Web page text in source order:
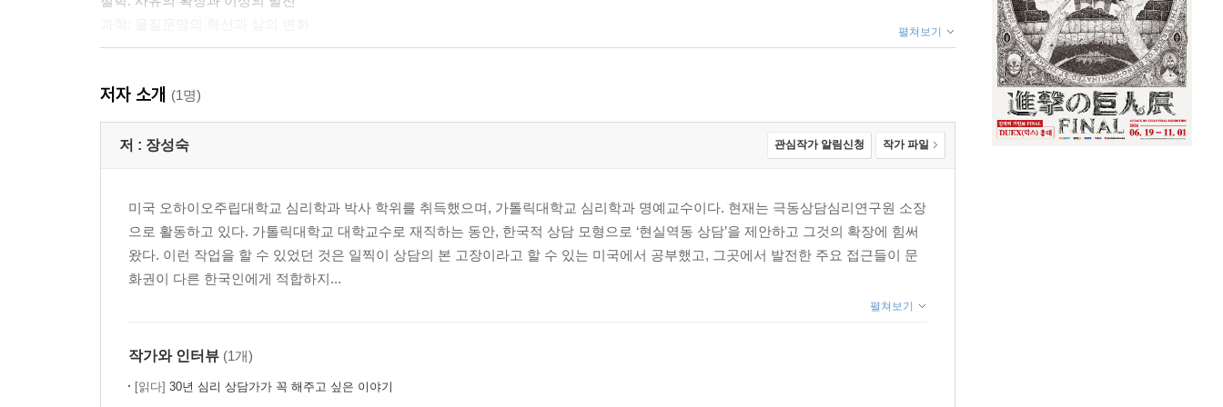
불교 가치에 대한 예견
대안으로 불교 부상
불교의 핵심 가르침
불교 윤리의 사회적 실천
05 심리치료 및 상담
06 불교상담의 필요성
펼쳐보기
저자 소개 (1명)
저 : 장성숙 관심작가 알림신청 작가 파일
미국 오하이오주립대학교 심리학과 박사 학위를 취득했으며, 가톨릭대학교 심리학과 명예교수이다. 현재는 극동상담심리연구원 소장
으로 활동하고 있다. 가톨릭대학교 대학교수로 재직하는 동안, 한국적 상담 모형으로 ‘현실역동 상담’을 제안하고 그것의 확장에 힘써
왔다. 이런 작업을 할 수 있었던 것은 일찍이 상담의 본 고장이라고 할 수 있는 미국에서 공부했고, 그곳에서 발전한 주요 접근들이 문
화권이 다른 한국인에게 적합하지...
펼쳐보기
작가와 인터뷰 (1개)
[읽다] 30년 심리 상담가가 꼭 해주고 싶은 이야기